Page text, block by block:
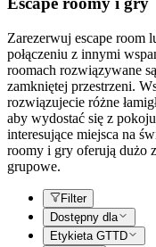
Zarezerwuj escape room
połączeniu z innymi
roomach rozwiązywane
zamkniętej przestrzeni.
rozwiązujecie różne
aby wydostać się z
interesujące miejsca na
roomy i gry oferują dużo
grupowe.
Filter
Dostępny dla
Etykieta GTTD